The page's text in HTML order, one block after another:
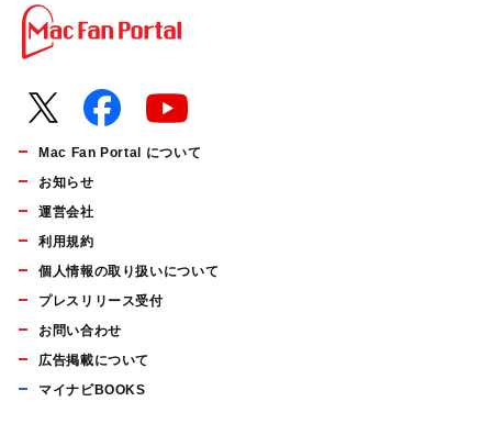
Mac Fan Portal について
お知らせ
運営会社
利用規約
個人情報の取り扱いについて
プレスリリース受付
お問い合わせ
広告掲載について
マイナビBOOKS